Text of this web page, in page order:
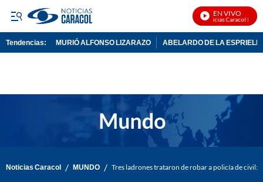
EN VIVO
Noticias Caracol En
Tendencias: MURIÓ ALFONSO LIZARAZO ABELARDO DE LA
Noticias Caracol / MUNDO / Tres ladrones trataron de robar a policía de civil: